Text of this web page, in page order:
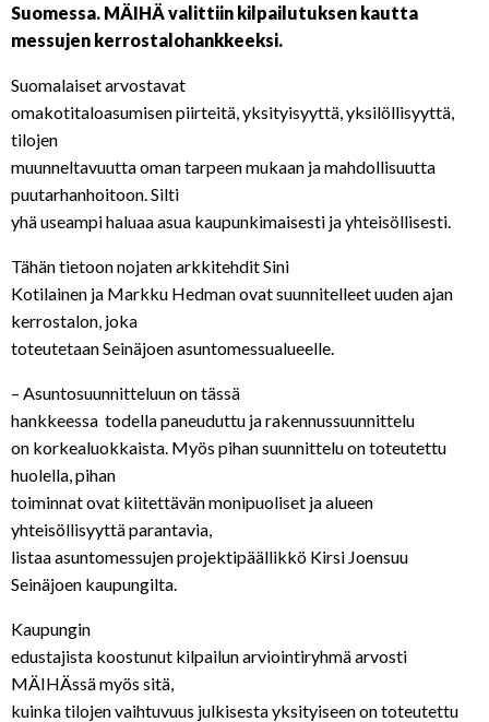
Suomessa. MÄIHÄ valittiin kilpailutuksen kautta
messujen kerrostalohankkeeksi.
Suomalaiset arvostavat
omakotitaloasumisen piirteitä, yksityisyyttä, yksilöllisyyttä,
tilojen
muunneltavuutta oman tarpeen mukaan ja mahdollisuutta
puutarhanhoitoon. Silti
yhä useampi haluaa asua kaupunkimaisesti ja yhteisöllisesti.
Tähän tietoon nojaten arkkitehdit Sini
Kotilainen ja Markku Hedman ovat suunnitelleet uuden ajan
kerrostalon, joka
toteutetaan Seinäjoen asuntomessualueelle.
– Asuntosuunnitteluun on tässä
hankkeessa todella paneuduttu ja rakennussuunnittelu
on korkealuokkaista. Myös pihan suunnittelu on toteutettu
huolella, pihan
toiminnat ovat kiitettävän monipuoliset ja alueen
yhteisöllisyyttä parantavia,
listaa asuntomessujen projektipäällikkö Kirsi Joensuu
Seinäjoen kaupungilta.
Kaupungin
edustajista koostunut kilpailun arviointiryhmä arvosti
MÄIHÄssä myös sitä,
kuinka tilojen vaihtuvuus julkisesta yksityiseen on toteutettu